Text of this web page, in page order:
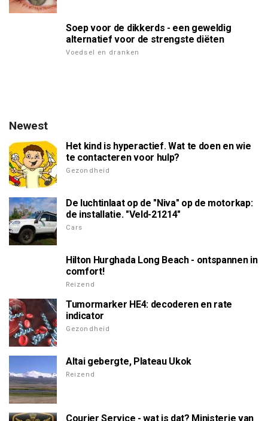
Soep voor de dikkerds - een geweldig
alternatief voor de strengste diëten
Voedsel en dranken
Newest
Het kind is hyperactief. Wat te doen en wie
te contacteren voor hulp?
Gezondheid
De luchtinlaat op de "Niva" op de motorkap:
de installatie. "Veld-21214"
Cars
Hilton Hurghada Long Beach - ontspannen in
comfort!
Reizend
Tumormarker HE4: decoderen en rate
indicator
Gezondheid
Altai gebergte, Plateau Ukok
Reizend
Courier Service - wat is dat? Ministerie van